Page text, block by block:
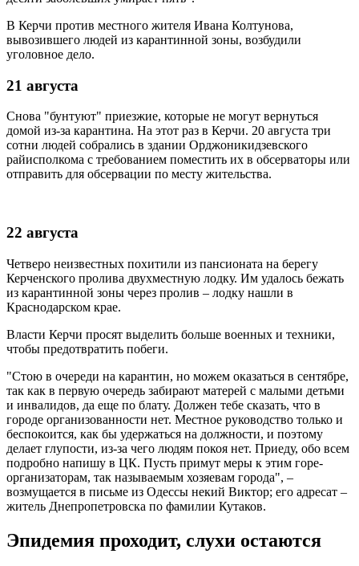
В Керчи против местного жителя Ивана Колтунова,
вывозившего людей из карантинной зоны, возбудили
уголовное дело.
21 августа
Снова "бунтуют" приезжие, которые не могут вернуться
домой из-за карантина. На этот раз в Керчи. 20 августа три
сотни людей собрались в здании Орджоникидзевского
райисполкома с требованием поместить их в обсерваторы или
отправить для обсервации по месту жительства.
22 августа
Четверо неизвестных похитили из пансионата на берегу
Керченского пролива двухместную лодку. Им удалось бежать
из карантинной зоны через пролив – лодку нашли в
Краснодарском крае.
Власти Керчи просят выделить больше военных и техники,
чтобы предотвратить побеги.
"Стою в очереди на карантин, но можем оказаться в сентябре,
так как в первую очередь забирают матерей с малыми детьми
и инвалидов, да еще по блату. Должен тебе сказать, что в
городе организованности нет. Местное руководство только и
беспокоится, как бы удержаться на должности, и поэтому
делает глупости, из-за чего людям покоя нет. Приеду, обо всем
подробно напишу в ЦК. Пусть примут меры к этим горе-
организаторам, так называемым хозяевам города", –
возмущается в письме из Одессы некий Виктор; его адресат –
житель Днепропетровска по фамилии Кутаков.
Эпидемия проходит, слухи остаются